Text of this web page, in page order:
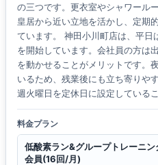
の三つです。更衣室やシャワール
皇居から近い立地を活かし、定期
ています。 神田小川町店は、平
を開始しています。会社員の方は
を動かせることがメリットです。
いるため、残業後にも立ち寄りや
週火曜日を定休日に設定しているこ
料金プラン
低酸素ラン&グループトレーニ
会員(16回/月)